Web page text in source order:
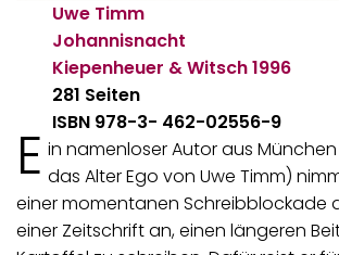
Uwe Timm
Johannisnacht
Kiepenheuer & Witsch1996
281 Seiten
ISBN 978-3-‎ 462-02556-9
E in namenloser Autor aus
das Alter Ego von Uwe Timm)
einer momentanen Schreibblockade
einer Zeitschrift an, einen längeren